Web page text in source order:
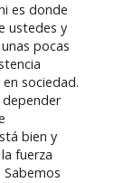
es donde
ustedes y
pocas
sociedad.
depender
bien y
fuerza